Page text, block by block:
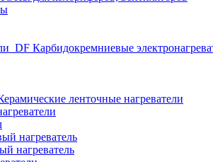
Карбидокремниевые
ленточные нагреватели
нагреватель
нагреватель